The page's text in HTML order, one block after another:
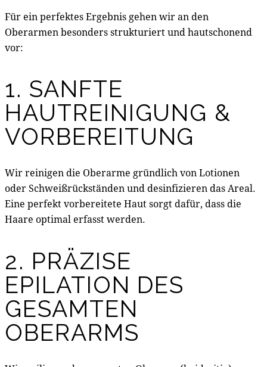
Für ein perfektes Ergebnis gehen wir an den
Oberarmen besonders strukturiert und hautschonend
vor:
1. SANFTE
HAUTREINIGUNG &
VORBEREITUNG
Wir reinigen die Oberarme gründlich von Lotionen
oder Schweißrückständen und desinfizieren das Areal.
Eine perfekt vorbereitete Haut sorgt dafür, dass die
Haare optimal erfasst werden.
2. PRÄZISE
EPILATION DES
GESAMTEN
OBERARMS